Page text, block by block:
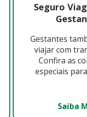
Seguro
Gestantes
viajar com
Confira as
especiais
Saiba